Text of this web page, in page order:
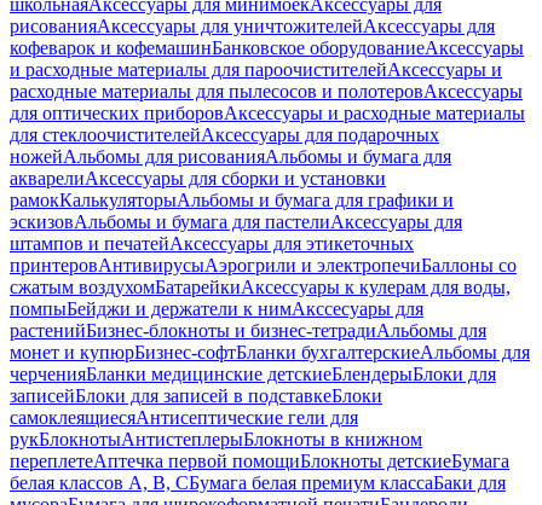
школьнаяАксессуары для минимоекАксессуары для
рисованияАксессуары для уничтожителейАксессуары для
кофеварок и кофемашинБанковское оборудованиеАксессуары
и расходные материалы для пароочистителейАксессуары и
расходные материалы для пылесосов и полотеровАксессуары
для оптических приборовАксессуары и расходные материалы
для стеклоочистителейАксессуары для подарочных
ножейАльбомы для рисованияАльбомы и бумага для
акварелиАксессуары для сборки и установки
рамокКалькуляторыАльбомы и бумага для графики и
эскизовАльбомы и бумага для пастелиАксессуары для
штампов и печатейАксессуары для этикеточных
принтеровАнтивирусыАэрогрили и электропечиБаллоны со
сжатым воздухомБатарейкиАксессуары к кулерам для воды,
помпыБейджи и держатели к нимАкссесуары для
растенийБизнес-блокноты и бизнес-тетрадиАльбомы для
монет и купюрБизнес-софтБланки бухгалтерскиеАльбомы для
черченияБланки медицинские детскиеБлендерыБлоки для
записейБлоки для записей в подставкеБлоки
самоклеящиесяАнтисептические гели для
рукБлокнотыАнтистеплерыБлокноты в книжном
переплетеАптечка первой помощиБлокноты детскиеБумага
белая классов А, В, СБумага белая премиум классаБаки для